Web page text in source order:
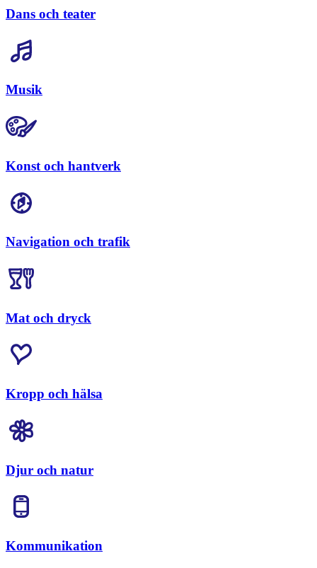
Dans och teater
Musik
Konst och hantverk
Navigation och trafik
Mat och dryck
Kropp och hälsa
Djur och natur
Kommunikation